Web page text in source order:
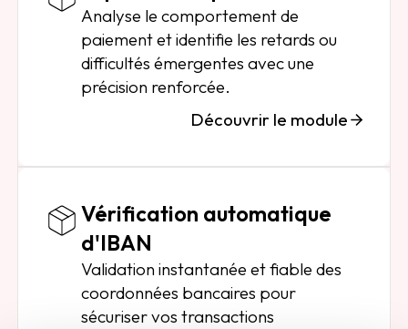
Analyse le comportement de
paiement et identifie les retards ou
difficultés émergentes avec une
précision renforcée.
Découvrir le module
Vérification automatique
d'IBAN
Validation instantanée et fiable des
coordonnées bancaires pour
sécuriser vos transactions